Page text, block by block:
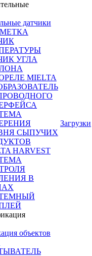
датчики
МЕТКА
УГЛА
MIELTA
СЫПУЧИХ
HARVEST
В
объектов
Загрузки